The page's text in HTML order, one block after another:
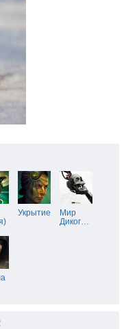
Укрытие
Мир
Диког…